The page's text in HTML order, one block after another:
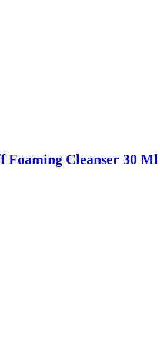
Foaming Cleanser 30 Ml